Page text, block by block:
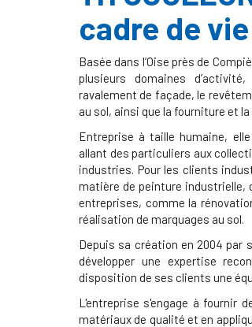
cadre de vie
Basée dans l’Oise près de
plusieurs domaines
ravalement de façade, le
au sol, ainsi que la fourniture et
Entreprise à taille humaine,
allant des particuliers aux
industries. Pour les clients
matière de peinture industrielle,
entreprises, comme la
réalisation de marquages au sol.
Depuis sa création en 2004 par
développer une expertise
disposition de ses clients une
L'entreprise s'engage à fournir
matériaux de qualité et en